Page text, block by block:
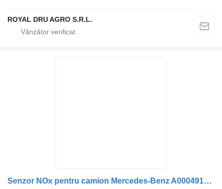
ROYAL DRU AGRO S.R.L.
Senzor NOx pentru camion Mercedes-Benz A0004913141 A0101531628 0101531628